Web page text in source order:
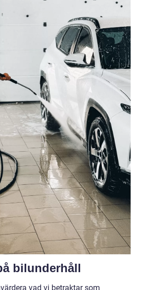
bilunderhåll
vad vi betraktar som